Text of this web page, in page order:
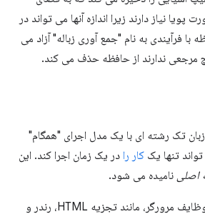
نیاز دارند زیرا اندازه آنها می تواند در
با فرآیندی به نام "جمع آوری زباله" آزاد می
مرجعی ندارند از حافظه حذف می کند.
تک رشته ای با یک مدل اجرای "همگام"
تنها یک کار را در یک زمان اجرا کند. این
اصلی نامیده می شود.
رشته اصلی توسط سایر وظایف مرورگر، مانند تجزیه HTML، رندر و